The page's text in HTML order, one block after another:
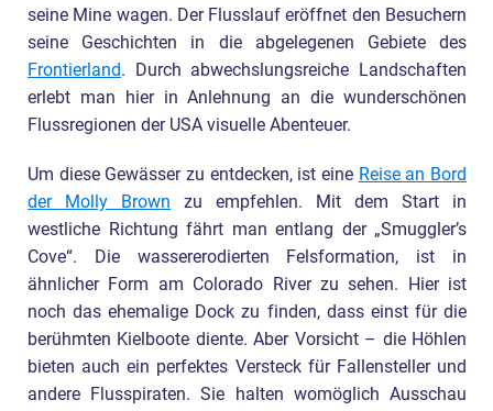
seine Mine wagen. Der Flusslauf eröffnet den Besuchern
seine Geschichten in die abgelegenen Gebiete des
Frontierland. Durch abwechslungsreiche Landschaften
erlebt man hier in Anlehnung an die wunderschönen
Flussregionen der USA visuelle Abenteuer.
Um diese Gewässer zu entdecken, ist eine Reise an Bord
der Molly Brown zu empfehlen. Mit dem Start in
westliche Richtung fährt man entlang der „Smuggler’s
Cove“. Die wassererodierten Felsformation, ist in
ähnlicher Form am Colorado River zu sehen. Hier ist
noch das ehemalige Dock zu finden, dass einst für die
berühmten Kielboote diente. Aber Vorsicht – die Höhlen
bieten auch ein perfektes Versteck für Fallensteller und
andere Flusspiraten. Sie halten womöglich Ausschau